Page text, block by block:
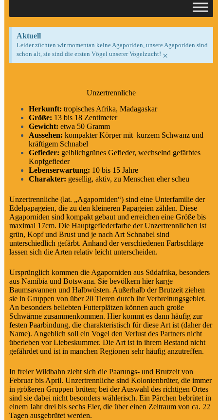
Aktuell
Leider züchten wir momentan keine Agaporiden, unsere Agaporiden sind
schon alt, sie sind die ersten Vögel unserer Vogelzucht! ×
Unzertrennliche
Herkunft: tropisches Afrika, Madagaskar
Größe: 13 bis 18 Zentimeter
Gewicht: etwa 50 Gramm
Aussehen: kompakter Körper mit kurzem Schwanz und
kräftigem Schnabel
Gefieder: gelblichgrünes Gefieder, wechselnd gefärbtes
Kopfgefieder
Lebenserwartung: 10 bis 15 Jahre
Charakter: gesellig, aktiv, zu Menschen eher scheu
Unzertrennliche (lat. „Agaporniden“) sind eine Unterfamilie der
Edelpapageien, die zu den kleineren Papageien zählen. Diese
Agaporniden sind kompakt gebaut und erreichen eine Größe bis
maximal 17cm. Die Hauptgefiederfarbe der Unzertrennlichen ist
grün, Kopf und Brust und je nach Art Schnabel sind
unterschiedlich gefärbt. Anhand der verschiedenen Farbschläge
lassen sich die Arten relativ leicht unterscheiden.
Ursprünglich kommen die Agaporniden aus Südafrika, besonders
aus Namibia und Botswana. Sie bevölkern hier karge
Baumsavannen und Halbwüsten. Außerhalb der Brutzeit ziehen
sie in Gruppen von über 20 Tieren durch ihr Verbreitungsgebiet.
An besonders beliebten Futterplätzen können auch große
Schwärme zusammenkommen. Hier kommt es dann häufig zur
festen Paarbindung, die charakteristisch für diese Art ist (daher der
Name). Angeblich soll ein Vogel den Verlust des Partners nicht
überleben vor Liebeskummer. Die Art ist in ihrem Bestand nicht
gefährdet und ist in manchen Regionen sehr häufig anzutreffen.
In freier Wildbahn zieht sich die Paarungs- und Brutzeit von
Februar bis April. Unzertrennliche sind Kolonienbrüter, die immer
in größeren Gruppen brüten; bei der Auswahl des richtigen Ortes
sind sie dabei nicht besonders wählerisch. Ein Pärchen bebrütet in
einem Jahr drei bis sechs Eier, die über einen Zeitraum von ca. 22
Tagen ausgebrütet werden.